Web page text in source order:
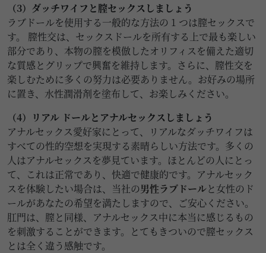
（3）ダッチワイフと膣セックスしましょう
ラブドールを使用する一般的な方法の 1 つは膣セックスで
す。 膣性交は、セックスドールを所有する上で最も楽しい
部分であり、本物の膣を模倣したオリフィスを備えた適切
な質感とグリップで興奮を維持します。さらに、膣性交を
楽しむために多くの努力は必要ありません。お好みの場所
に置き、水性潤滑剤を塗布して、お楽しみください。
（4）リアル ドールとアナルセックスしましょう
アナルセックス愛好家にとって、リアルなダッチワイフは
すべての性的空想を実現する素晴らしい方法です。多くの
人はアナルセックスを夢見ています。ほとんどの人にとっ
て、これは正常であり、快適で健康的です。アナルセック
スを体験したい場合は、当社の男性ラブドールと女性のド
ールがあなたの希望を満たしますので、ご安心ください。
肛門は、膣と同様、アナルセックス中に本当に感じるもの
を刺激することができます。とてもきついので膣セックス
とは全く違う感触です。